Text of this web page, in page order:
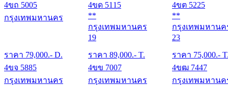
4ขถ 5005
กรุงเทพมหานคร
ราคา 79,000.- D.
4ขด 5115
**
กรุงเทพมหานคร
19
ราคา 89,000.- T.
4ขต 5225
**
กรุงเทพมหานค
23
ราคา 75,000.-
4ขจ 5885
กรุงเทพมหานคร
4ขข 7007
กรุงเทพมหานคร
4ขฒ 7447
กรุงเทพมหานค